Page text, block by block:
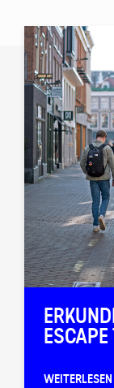
WEITERLESEN